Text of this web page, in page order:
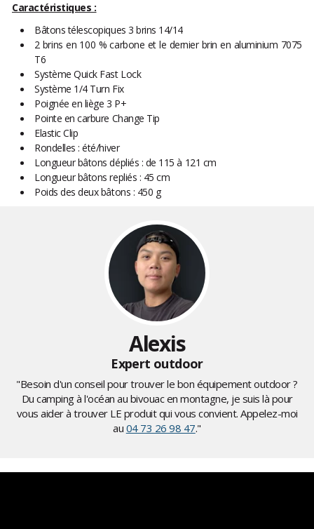
Caractéristiques :
Bâtons télescopiques 3 brins 14/14
2 brins en 100 % carbone et le dernier brin en aluminium 7075
T6
Système Quick Fast Lock
Système 1/4 Turn Fix
Poignée en liège 3 P+
Pointe en carbure Change Tip
Elastic Clip
Rondelles : été/hiver
Longueur bâtons dépliés : de 115 à 121 cm
Longueur bâtons repliés : 45 cm
Poids des deux bâtons : 450 g
Alexis
Expert outdoor
"Besoin d'un conseil pour trouver le bon équipement outdoor ?
Du camping à l'océan au bivouac en montagne, je suis là pour
vous aider à trouver LE produit qui vous convient. Appelez-moi
au 04 73 26 98 47."